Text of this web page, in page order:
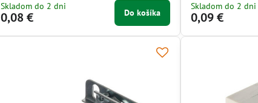
Skladom do 2 dni
0,08 € Do košíka
Skladom do 2 dni
0,09 €